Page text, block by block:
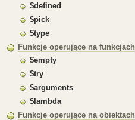
$defined
$pick
$type
Funkcje operujące na funkcjach
$empty
$try
$arguments
$lambda
Funkcje operujące na obiektach